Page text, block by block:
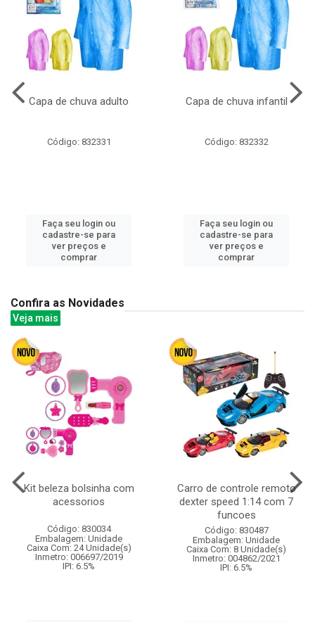
Capa de chuva adulto
Código: 832331
Faça seu login ou
cadastre-se para
ver preços e
comprar
Capa de chuva infantil
Código: 832332
Faça seu login ou
cadastre-se para
ver preços e
comprar
Confira as Novidades
Veja mais
Kit beleza bolsinha com
acessorios
Código: 830034
Embalagem: Unidade
Caixa Com: 24 Unidade(s)
Inmetro: 006697/2019
IPI: 6.5%
Carro de controle remoto
dexter speed 1:14 com 7
funcoes
Código: 830487
Embalagem: Unidade
Caixa Com: 8 Unidade(s)
Inmetro: 004862/2021
IPI: 6.5%